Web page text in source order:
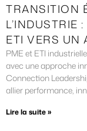
TRANSITION
L’INDUSTRIE
ETI VERS UN
PME et ETI
avec une approche
Connection
allier performance,
Lire la suite »